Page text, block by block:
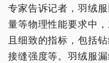
专家告诉记者，羽绒
量等物理性能要求中
且细致的指标，包括
接缝强度等。羽绒服